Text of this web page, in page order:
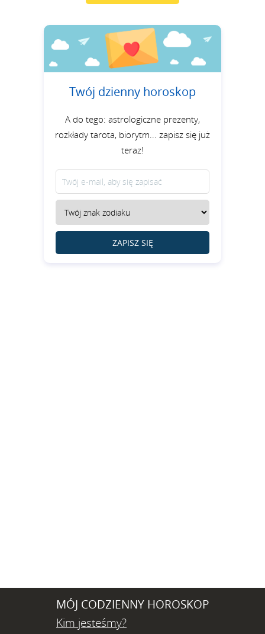
Twój dzienny horoskop
A do tego: astrologiczne prezenty,
rozkłady tarota, biorytm... zapisz się już
teraz!
ZAPISZ SIĘ
MÓJ CODZIENNY HOROSKOP
Kim jesteśmy?